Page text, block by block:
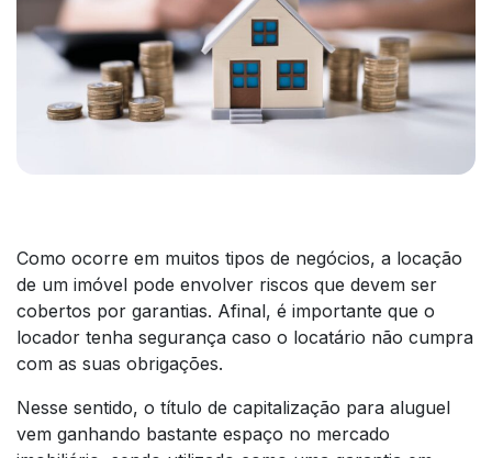
Como ocorre em muitos tipos de negócios, a locação
de um imóvel pode envolver riscos que devem ser
cobertos por garantias. Afinal, é importante que o
locador tenha segurança caso o locatário não cumpra
com as suas obrigações.
Nesse sentido, o título de capitalização para aluguel
vem ganhando bastante espaço no mercado